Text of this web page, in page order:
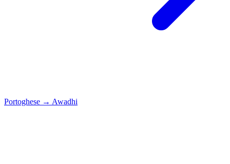
Portoghese → Awadhi